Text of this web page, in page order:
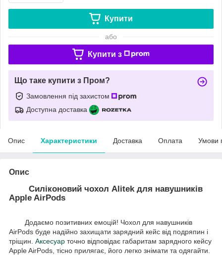
Купити
або
Купити з
Що таке купити з Пром?
Замовлення під захистом
Доступна доставка
Опис Характеристики Доставка Оплата Умови
Опис
Силіконовий чохол Alitek для навушників
Apple AirPods
Додаємо позитивних емоцій! Чохол для навушників
AirPods буде надійно захищати зарядний кейс від подряпин і
тріщин. Аксесуар точно відповідає габаритам зарядного кейсу
Apple AirPods, тісно прилягає, його легко знімати та одягайти.